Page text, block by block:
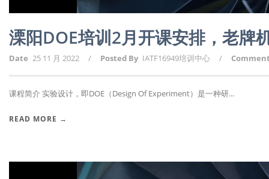
溧阳DOE培训2月开课安排，老牌
Date 25 11 月 2022 / Posted By IATF16949培训中心 /
课程简介 实验设计，即DOE（Design Of Experiment）是一种研...
READ MORE →